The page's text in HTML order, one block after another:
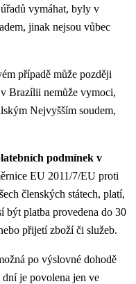
vymáhat, byly v
jinak nejsou vůbec
případě může později
Brazílii nemůže vymoci,
Nejvyšším soudem,
podmínek v
EU 2011/7/EU proti
členských státech, platí,
být platba provedena do 30
přijetí zboží či služeb.
po výslovné dohodě
je povolena jen ve